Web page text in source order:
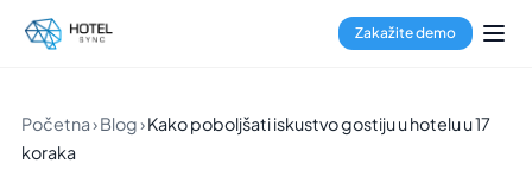
Zakažite demo
Početna›Blog›Kako poboljšati iskustvo gostiju u hotelu u 17
koraka